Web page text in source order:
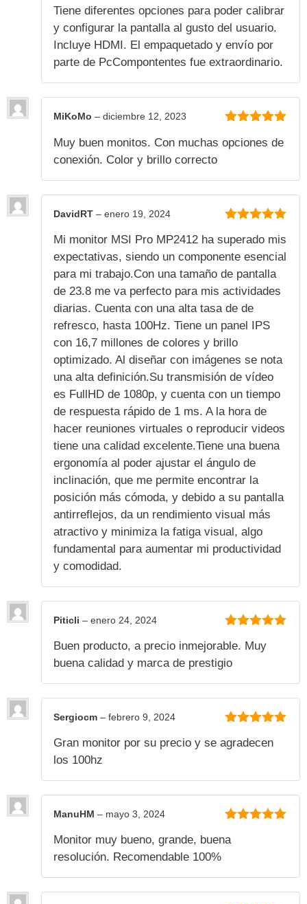
Tiene diferentes opciones para poder calibrar
y configurar la pantalla al gusto del usuario.
Incluye HDMI. El empaquetado y envío por
parte de PcCompontentes fue extraordinario.
MiKoMo – diciembre 12, 2023
Muy buen monitos. Con muchas opciones de
conexión. Color y brillo correcto
DavidRT – enero 19, 2024
Mi monitor MSI Pro MP2412 ha superado mis
expectativas, siendo un componente esencial
para mi trabajo.Con una tamaño de pantalla
de 23.8 me va perfecto para mis actividades
diarias. Cuenta con una alta tasa de de
refresco, hasta 100Hz. Tiene un panel IPS
con 16,7 millones de colores y brillo
optimizado. Al diseñar con imágenes se nota
una alta definición.Su transmisión de vídeo
es FullHD de 1080p, y cuenta con un tiempo
de respuesta rápido de 1 ms. A la hora de
hacer reuniones virtuales o reproducir videos
tiene una calidad excelente.Tiene una buena
ergonomía al poder ajustar el ángulo de
inclinación, que me permite encontrar la
posición más cómoda, y debido a su pantalla
antirreflejos, da un rendimiento visual más
atractivo y minimiza la fatiga visual, algo
fundamental para aumentar mi productividad
y comodidad.
Piticli – enero 24, 2024
Buen producto, a precio inmejorable. Muy
buena calidad y marca de prestigio
Sergiocm – febrero 9, 2024
Gran monitor por su precio y se agradecen
los 100hz
ManuHM – mayo 3, 2024
Monitor muy bueno, grande, buena
resolución. Recomendable 100%